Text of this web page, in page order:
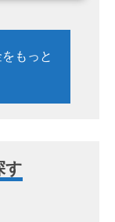
もっと
す